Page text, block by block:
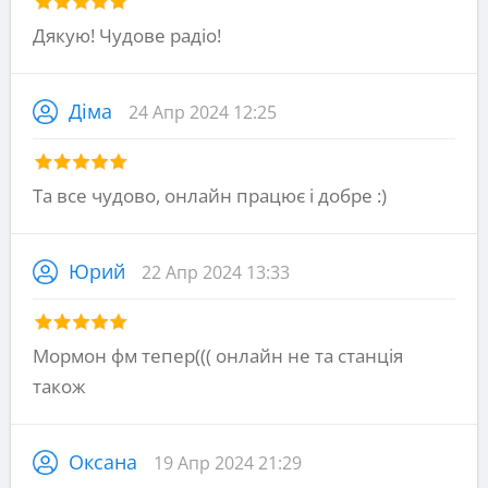
Дякую! Чудове радіо!
Діма 24 Апр 2024 12:25
Та все чудово, онлайн працює і добре :)
Юрий 22 Апр 2024 13:33
Мормон фм тепер((( онлайн не та станція
також
Оксана 19 Апр 2024 21:29